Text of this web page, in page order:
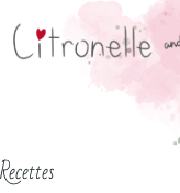
Recettes